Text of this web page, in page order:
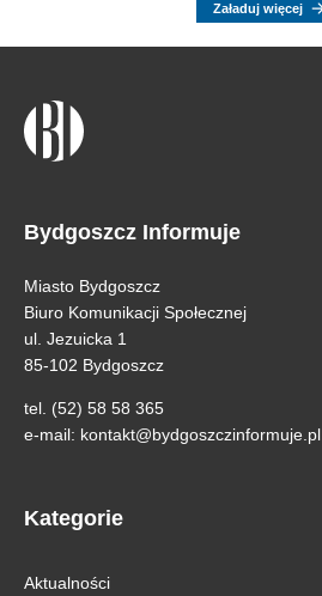
Załaduj więcej
Bydgoszcz Informuje
Miasto Bydgoszcz
Biuro Komunikacji Społecznej
ul. Jezuicka 1
85-102 Bydgoszcz
tel. (52) 58 58 365
e-mail: kontakt@bydgoszczinformuje.pl
Kategorie
Aktualności